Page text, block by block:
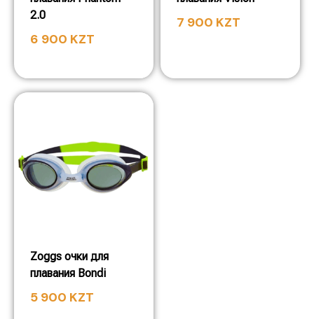
2.0
6 900 KZT
7 900 KZT
Zoggs очки для
плавания Bondi
5 900 KZT